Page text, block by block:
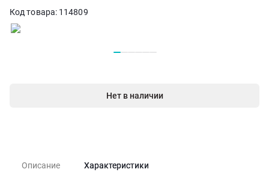
Код товара: 114809
Нет в наличии
Описание Характеристики